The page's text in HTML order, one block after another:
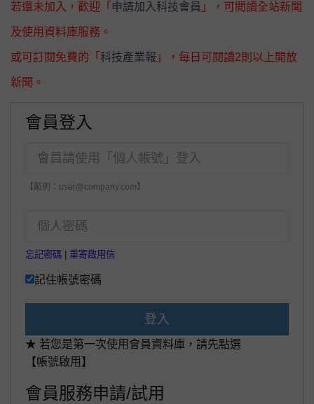
若還未加入，歡迎「 申請加入科技會員 」，可閱讀全站新聞
及使用資料庫服務。
或可訂閱免費的「 科技產業報 」，每日可閱讀2則以上開放
新聞。
會員登入
【範例：user@company.com】
忘記密碼 重寄啟用信
記住帳號密碼
登入
★ 若您是第一次使用會員資料庫，請先點選
【帳號啟用】
會員服務申請/試用